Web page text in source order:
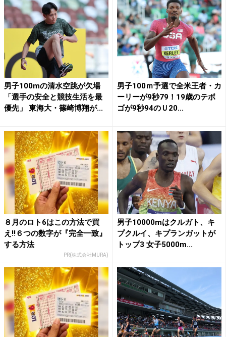
男子100mの清水空跳が欠場
「選手の安全と競技生活を最
優先」 東海大・篠崎博翔が...
男子100ｍ予選で全米王者・カ
ーリーが9秒79！19歳のテボ
ゴが9秒94のＵ20...
８月のロト6はこの方法で買
え!!６つの数字が『完全一致』
する方法
PR(株式会社MURA)
男子10000mはクルガト、キ
プクルイ、キプランガットが
トップ3 女子5000m...